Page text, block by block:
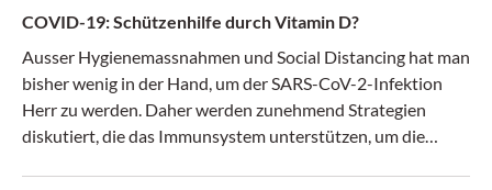
COVID-19: Schützenhilfe durch Vitamin D?
Ausser Hygienemassnahmen und Social Distancing hat man
bisher wenig in der Hand, um der SARS-CoV-2-Infektion
Herr zu werden. Daher werden zunehmend Strategien
diskutiert, die das Immunsystem unterstützen, um die